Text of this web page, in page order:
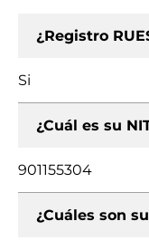
¿Registro
Si
¿Cuál es su
901155304
¿Cuáles son